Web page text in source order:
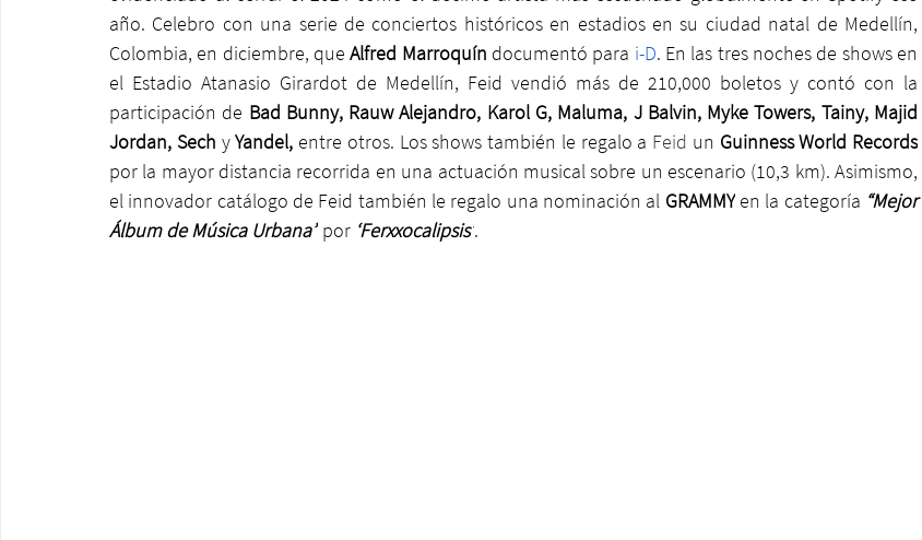
año. Celebro con una serie de conciertos históricos en estadios en su ciudad natal de Medellín,
Colombia, en diciembre, que Alfred Marroquín documentó para i-D. En las tres noches de shows en
el Estadio Atanasio Girardot de Medellín, Feid vendió más de 210,000 boletos y contó con la
participación de Bad Bunny, Rauw Alejandro, Karol G, Maluma, J Balvin, Myke Towers, Tainy, Majid
Jordan, Sech y Yandel, entre otros. Los shows también le regalo a Feid un Guinness World Records
por la mayor distancia recorrida en una actuación musical sobre un escenario (10,3 km). Asimismo,
el innovador catálogo de Feid también le regalo una nominación al GRAMMY en la categoría “Mejor
Álbum de Música Urbana” por ‘Ferxxocalipsis’.